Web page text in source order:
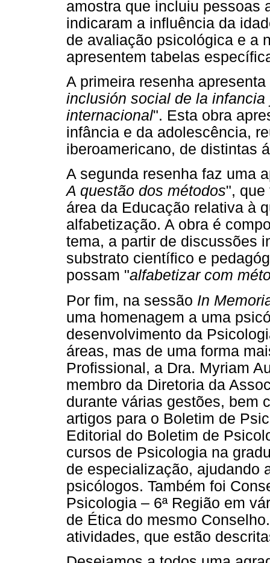
amostra que incluiu pessoas
indicaram a influência da
de avaliação psicológica e a
apresentem tabelas
A primeira resenha
inclusión social de la
internacional". Esta obra
infância e da adolescência,
iberoamericano, de distintas
A segunda resenha faz uma
A questão dos métodos", que
área da Educação relativa à
alfabetização. A obra é
tema, a partir de discussões
substrato científico e
possam "alfabetizar com
Por fim, na sessão In
uma homenagem a uma
desenvolvimento da
áreas, mas de uma forma
Profissional, a Dra. Myriam
membro da Diretoria da
durante várias gestões, bem
artigos para o Boletim de
Editorial do Boletim de
cursos de Psicologia na
de especialização, ajudando
psicólogos. Também foi
Psicologia – 6ª Região em
de Ética do mesmo
atividades, que estão